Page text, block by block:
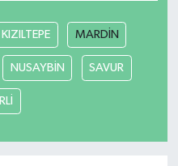
KIZILTEPE MARDİN
NUSAYBİN SAVUR